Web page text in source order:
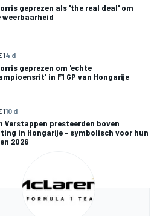
geprezen als 'the real deal' om
14 d
geprezen om 'echte
in F1 GP van Hongarije
110 d
Verstappen presteerden boven
in Hongarije - symbolisch voor hun
2026